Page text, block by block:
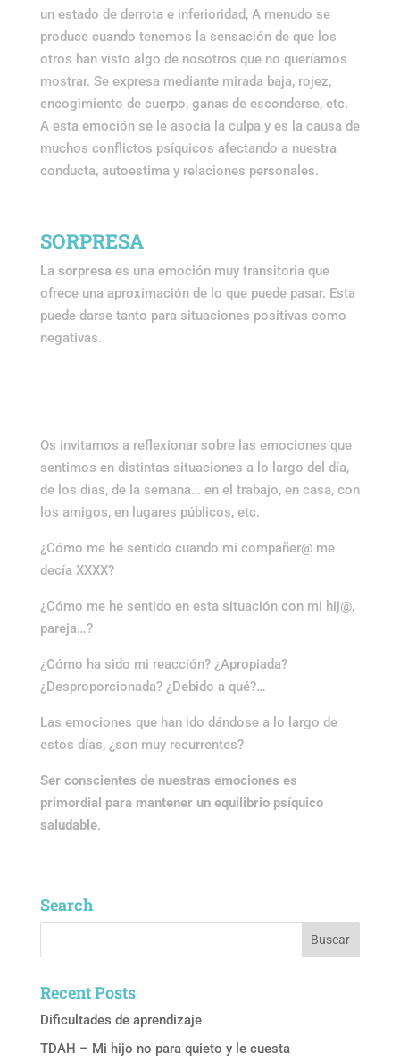
un estado de derrota e inferioridad, A menudo se
produce cuando tenemos la sensación de que los
otros han visto algo de nosotros que no queríamos
mostrar. Se expresa mediante mirada baja, rojez,
encogimiento de cuerpo, ganas de esconderse, etc.
A esta emoción se le asocia la culpa y es la causa de
muchos conflictos psíquicos afectando a nuestra
conducta, autoestima y relaciones personales.
SORPRESA
La sorpresaes una emoción muy transitoria que
ofrece una aproximación de lo que puede pasar. Esta
puede darse tanto para situaciones positivas como
negativas.
Os invitamos a reflexionar sobre las emociones que
sentimos en distintas situaciones a lo largo del día,
de los días, de la semana… en el trabajo, en casa, con
los amigos, en lugares públicos, etc.
¿Cómo me he sentido cuando mi compañer@ me
decía XXXX?
¿Cómo me he sentido en esta situación con mi hij@,
pareja…?
¿Cómo ha sido mi reacción? ¿Apropiada?
¿Desproporcionada? ¿Debido a qué?…
Las emociones que han ido dándose a lo largo de
estos días, ¿son muy recurrentes?
Ser conscientes de nuestras emociones es
primordial para mantener un equilibrio psíquico
saludable.
Search
Recent Posts
Dificultades de aprendizaje
TDAH – Mi hijo no para quieto y le cuesta